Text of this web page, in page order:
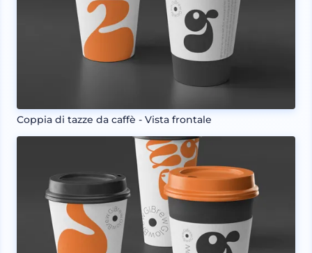
Coppia di tazze da caffè - Vista frontale